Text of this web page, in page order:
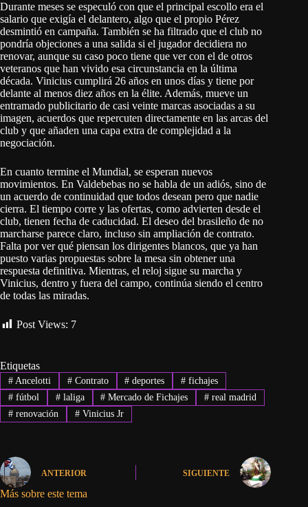
Durante meses se especuló con que el principal escollo era el
salario que exigía el delantero, algo que el propio Pérez
desmintió en campaña. También se ha filtrado que el club no
pondría objeciones a una salida si el jugador decidiera no
renovar, aunque su caso poco tiene que ver con el de otros
veteranos que han vivido esa circunstancia en la última
década. Vinicius cumplirá 26 años en unos días y tiene por
delante al menos diez años en la élite. Además, mueve un
entramado publicitario de casi veinte marcas asociadas a su
imagen, acuerdos que repercuten directamente en las arcas del
club y que añaden una capa extra de complejidad a la
negociación.
En cuanto termine el Mundial, se esperan nuevos
movimientos. En Valdebebas no se habla de un adiós, sino de
un acuerdo de continuidad que todos desean pero que nadie
cierra. El tiempo corre y las ofertas, como advierten desde el
club, tienen fecha de caducidad. El deseo del brasileño de no
marcharse parece claro, incluso sin ampliación de contrato.
Falta por ver qué piensan los dirigentes blancos, que ya han
puesto varias propuestas sobre la mesa sin obtener una
respuesta definitiva. Mientras, el reloj sigue su marcha y
Vinicius, dentro y fuera del campo, continúa siendo el centro
de todas las miradas.
Post Views: 7
Etiquetas
#Ancelotti #Contrato # deportes # fichajes
#fútbol #laliga # Mercado de Fichajes # real madrid
#renovación #Vinicius Jr
ANTERIOR SIGUIENTE
Más sobre este tema